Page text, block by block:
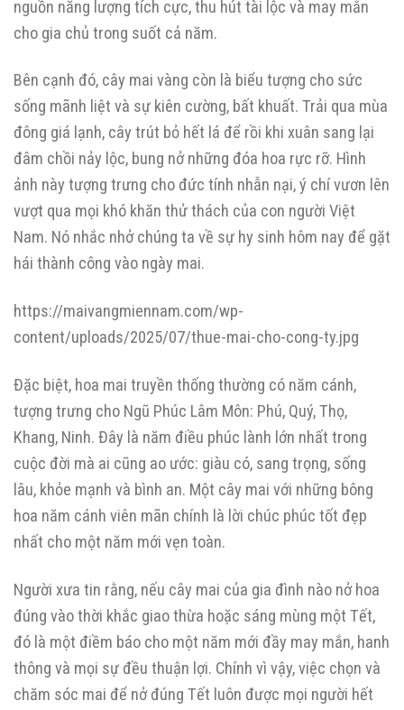
nguồn năng lượng tích cực, thu hút tài lộc và may mắn
cho gia chủ trong suốt cả năm.
Bên cạnh đó, cây mai vàng còn là biểu tượng cho sức
sống mãnh liệt và sự kiên cường, bất khuất. Trải qua mùa
đông giá lạnh, cây trút bỏ hết lá để rồi khi xuân sang lại
đâm chồi nảy lộc, bung nở những đóa hoa rực rỡ. Hình
ảnh này tượng trưng cho đức tính nhẫn nại, ý chí vươn lên
vượt qua mọi khó khăn thử thách của con người Việt
Nam. Nó nhắc nhở chúng ta về sự hy sinh hôm nay để gặt
hái thành công vào ngày mai.
https://maivangmiennam.com/wp-
content/uploads/2025/07/thue-mai-cho-cong-ty.jpg
Đặc biệt, hoa mai truyền thống thường có năm cánh,
tượng trưng cho Ngũ Phúc Lâm Môn: Phú, Quý, Thọ,
Khang, Ninh. Đây là năm điều phúc lành lớn nhất trong
cuộc đời mà ai cũng ao ước: giàu có, sang trọng, sống
lâu, khỏe mạnh và bình an. Một cây mai với những bông
hoa năm cánh viên mãn chính là lời chúc phúc tốt đẹp
nhất cho một năm mới vẹn toàn.
Người xưa tin rằng, nếu cây mai của gia đình nào nở hoa
đúng vào thời khắc giao thừa hoặc sáng mùng một Tết,
đó là một điềm báo cho một năm mới đầy may mắn, hanh
thông và mọi sự đều thuận lợi. Chính vì vậy, việc chọn và
chăm sóc mai để nở đúng Tết luôn được mọi người hết